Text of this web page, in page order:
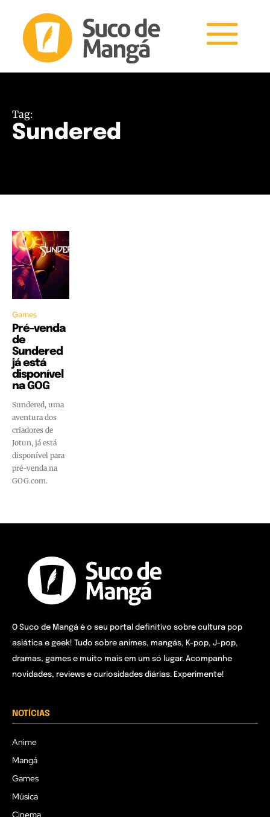
Tag:
Sundered
Games
Pré-venda
de
Sundered
já está
disponível
na GOG
Sundered, uma
aventura dos
criadores de
Jotun, já está
disponível para
pré-venda na
GOG.com.
O Suco de Mangá é o seu portal definitivo sobre cultura pop
asiática e geek! Tudo sobre animes, mangás, K-pop, J-pop,
dramas, games e muito mais em um só lugar. Acompanhe
novidades, reviews e curiosidades diárias. Experimente!
NOTÍCIAS
Anime
Mangá
Games
Música
Cinema